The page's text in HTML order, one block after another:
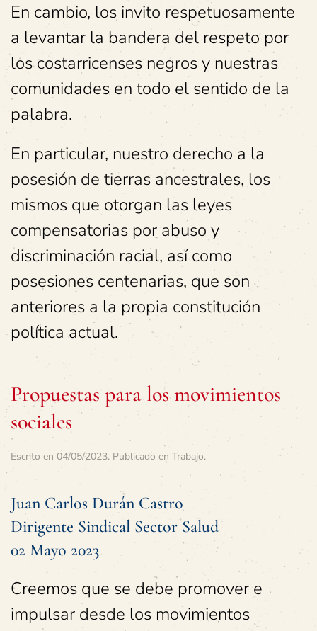
En cambio, los invito respetuosamente
a levantar la bandera del respeto por
los costarricenses negros y nuestras
comunidades en todo el sentido de la
palabra.
En particular, nuestro derecho a la
posesión de tierras ancestrales, los
mismos que otorgan las leyes
compensatorias por abuso y
discriminación racial, así como
posesiones centenarias, que son
anteriores a la propia constitución
política actual.
Propuestas para los movimientos
sociales
Escrito en 04/05/2023. Publicado en Trabajo.
Juan Carlos Durán Castro
Dirigente Sindical Sector Salud
02 Mayo 2023
Creemos que se debe promover e
impulsar desde los movimientos